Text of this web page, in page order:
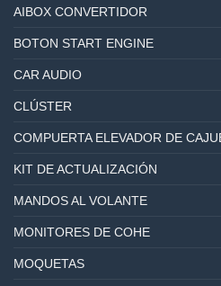
AIBOX CONVERTIDOR
BOTON START ENGINE
CAR AUDIO
CLÚSTER
COMPUERTA ELEVADOR DE
KIT DE ACTUALIZACIÓN
MANDOS AL VOLANTE
MONITORES DE COHE
MOQUETAS